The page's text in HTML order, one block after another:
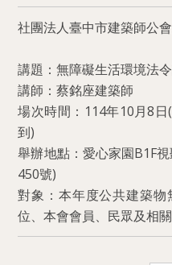
社團法人臺中市建築師公
講題：無障礙生活環境法
講師：蔡銘座建築師
場次時間：114年10月8日
到)
舉辦地點：愛心家園B1F
450號)
對象：本年度公共建築
位、本會會員、民眾及相